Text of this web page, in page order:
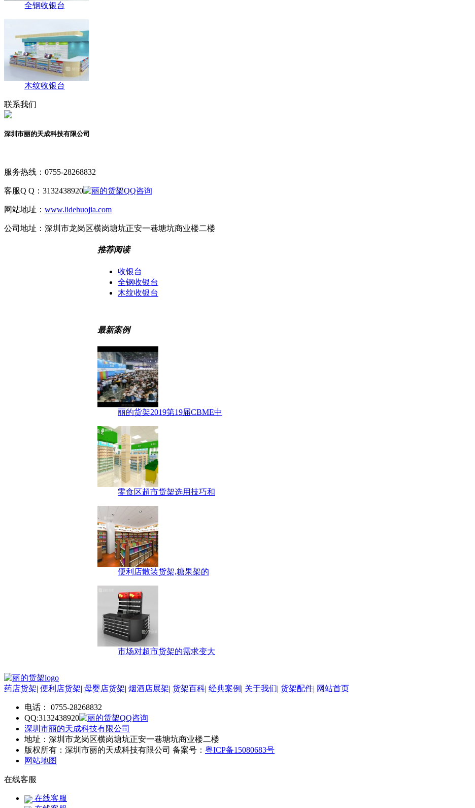
全钢收银台
木纹收银台
联系我们
深圳市丽的天成科技有限公司
服务热线： 0755-28268832
客服Q Q： 3132438920
网站地址： www.lidehuojia.com
公司地址： 深圳市龙岗区横岗塘坑正安一巷塘坑商业楼二楼
推荐阅读
收银台
全钢收银台
木纹收银台
最新案例
丽的货架2019第19届CBME中
零食区超市货架选用技巧和
便利店散装货架,糖果架的
市场对超市货架的需求变大
药店货架| 便利店货架| 母婴店货架| 烟酒店展架| 货架百科| 经典案例 | 关于我们| 货架配件| 网站首页
电话： 0755-28268832
QQ:3132438920
深圳市丽的天成科技有限公司
地址：深圳市龙岗区横岗塘坑正安一巷塘坑商业楼二楼
版权所有：深圳市丽的天成科技有限公司 备案号： 粤ICP备15080683号
网站地图
在线客服
在线客服